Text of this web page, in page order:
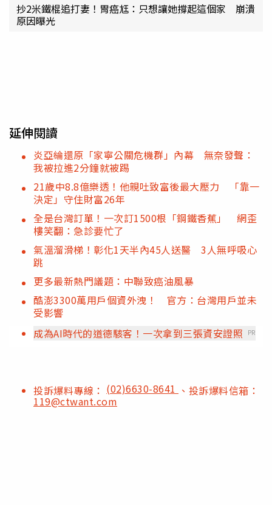
抄2米鐵棍追打妻！胃癌尪：只想讓她撐起這個家 崩潰
原因曝光
延伸閱讀
炎亞綸還原「家寧公關危機群」內幕 無奈發聲：
我被拉進2分鐘就被踢
21歲中8.8億樂透！他親吐致富後最大壓力 「靠一
決定」守住財富26年
全是台灣訂單！一次訂1500根「鋼鐵香蕉」 網歪
樓笑翻：急診要忙了
氣溫溜滑梯！彰化1天半內45人送醫 3人無呼吸心
跳
更多最新熱門議題：中聯致癌油風暴
酷澎3300萬用戶個資外洩！ 官方：台灣用戶並未
受影響
成為AI時代的道德駭客！一次拿到三張資安證照
PR
投訴爆料專線： (02)6630-8641 、投訴爆料信箱：
119@ctwant.com